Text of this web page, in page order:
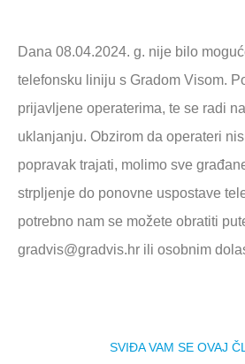
Dana 08.04.2024. g. nije bilo
telefonsku liniju s Gradom Visom.
prijavljene operaterima, te se radi
uklanjanju. Obzirom da operateri
popravak trajati, molimo sve
strpljenje do ponovne uspostave
potrebno nam se možete obratiti
gradvis@gradvis.hr ili osobnim
SVIĐA VAM SE OVAJ